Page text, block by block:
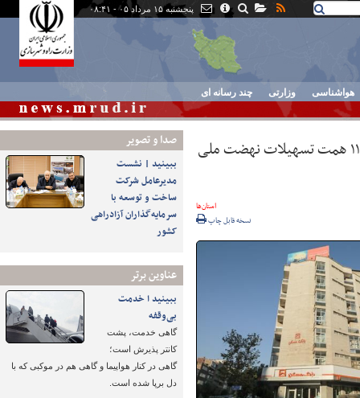
پنجشنبه ۱۵ مرداد ۰۵ - ۰۸:۴۱
هواشناسی وزارتی چند رسانه ای
صدا و تصوير
ببینید | نشست
مدیرعامل شرکت
ساخت و توسعه با
سرمایه‌گذاران آزادراهی
کشور
عناوین برتر
ببینید ا خدمت
بی‌وقفه
گاهی خدمت، پشت
کانتر پذیرش است؛
گاهی در کنار هواپیما و گاهی هم در موکبی که با
دل برپا شده است.
۸۱۰۰ خانوار قمی با حمایت مالی بانک مسکن صاحب‌خانه شدند/ پرداخت ۱۱.۵ همت تسهیلات نهضت ملی
استان‌ها
نسخه قابل چاپ